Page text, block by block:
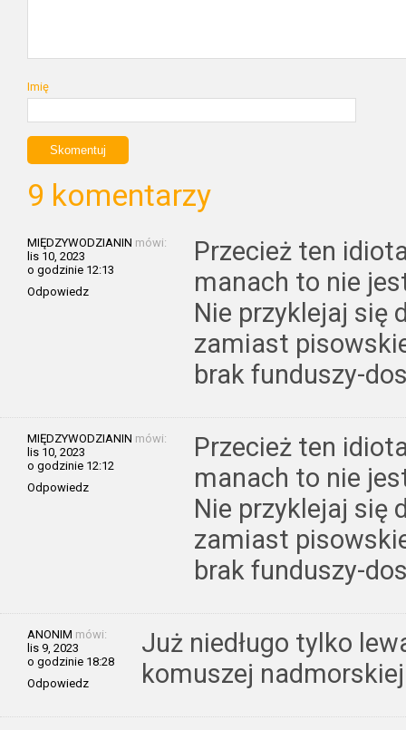
Imię
9 komentarzy
MIĘDZYWODZIANIN mówi:
lis 10, 2023
o godzinie 12:13
Odpowiedz
Przecież ten
manach to nie
Nie przyklejaj się
zamiast
brak funduszy-
MIĘDZYWODZIANIN mówi:
lis 10, 2023
o godzinie 12:12
Odpowiedz
Przecież ten
manach to nie
Nie przyklejaj się
zamiast
brak funduszy-
ANONIM mówi:
lis 9, 2023
o godzinie 18:28
Odpowiedz
Już niedługo tylko
komuszej